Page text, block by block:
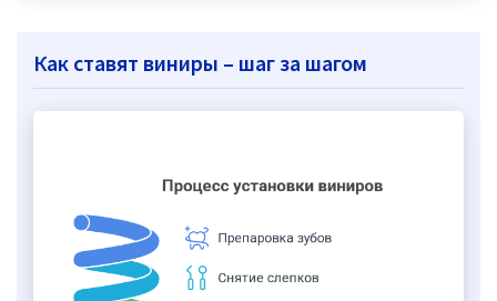
Как ставят виниры – шаг за шагом